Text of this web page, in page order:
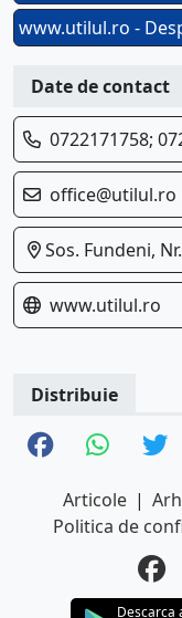
www.utilul.ro -
Date de contact
0722171758;
office@utilul.ro
Sos. Fundeni,
www.utilul.ro
Distribuie
Articole |
Politica de
Descarca